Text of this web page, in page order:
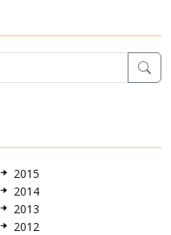
2015
2014
2013
2012